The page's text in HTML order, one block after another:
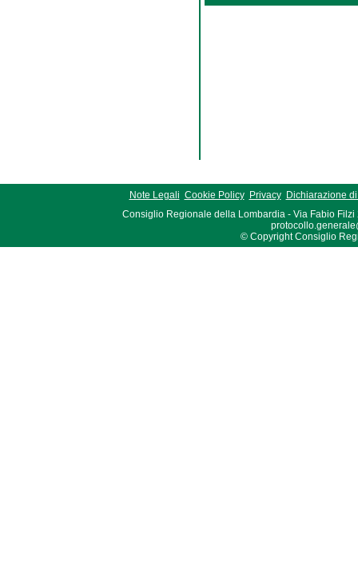
Note Legali Cookie Policy Privacy
Dichiarazione
Consiglio Regionale della Lombardia - Via Fabio Filzi
© Copyright Consiglio